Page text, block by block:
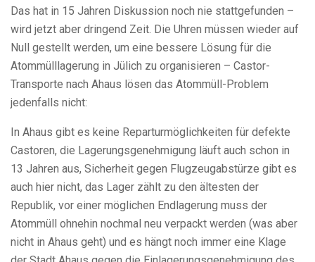
Das hat in 15 Jahren Diskussion noch nie stattgefunden –
wird jetzt aber dringend Zeit. Die Uhren müssen wieder auf
Null gestellt werden, um eine bessere Lösung für die
Atommülllagerung in Jülich zu organisieren – Castor-
Transporte nach Ahaus lösen das Atommüll-Problem
jedenfalls nicht:
In Ahaus gibt es keine Reparturmöglichkeiten für defekte
Castoren, die Lagerungsgenehmigung läuft auch schon in
13 Jahren aus, Sicherheit gegen Flugzeugabstürze gibt es
auch hier nicht, das Lager zählt zu den ältesten der
Republik, vor einer möglichen Endlagerung muss der
Atommüll ohnehin nochmal neu verpackt werden (was aber
nicht in Ahaus geht) und es hängt noch immer eine Klage